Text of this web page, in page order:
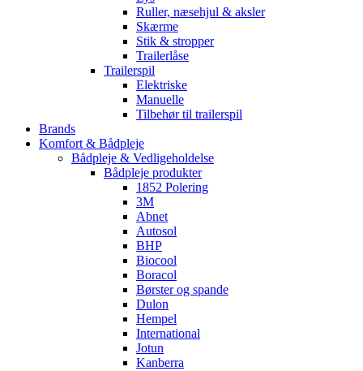
Ruller, næsehjul & aksler
Skærme
Stik & stropper
Trailerlåse
Trailerspil
Elektriske
Manuelle
Tilbehør til trailerspil
Brands
Komfort & Bådpleje
Bådpleje & Vedligeholdelse
Bådpleje produkter
1852 Polering
3M
Abnet
Autosol
BHP
Biocool
Boracol
Børster og spande
Dulon
Hempel
International
Jotun
Kanberra